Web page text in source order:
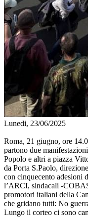
Lunedi, 23/06/2025
Roma, 21 giugno, ore
partono due
Popolo e altri a piazza
da Porta S.Paolo,
con cinquecento adesioni
l’ARCI, sindacali -
promotori italiani della
che gridano tutti: No
Lungo il corteo ci sono